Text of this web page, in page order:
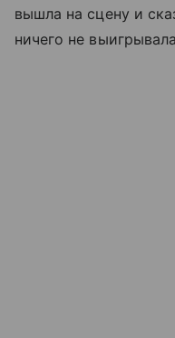
вышла на сцену и
ничего не